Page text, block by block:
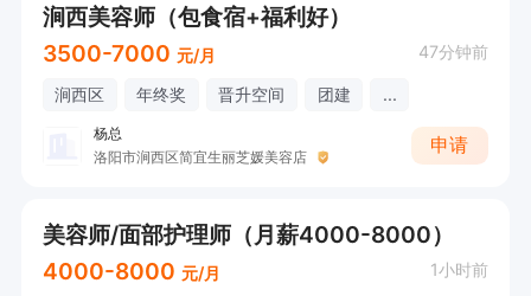
涧西美容师（包食宿+福利好）
3500-7000 元/月 47分钟前
涧西区 年终奖 晋升空间 团建 ...
杨总
洛阳市涧西区简宜生丽芝媛美容店
申请
美容师/面部护理师（月薪4000-8000）
4000-8000 元/月 1小时前